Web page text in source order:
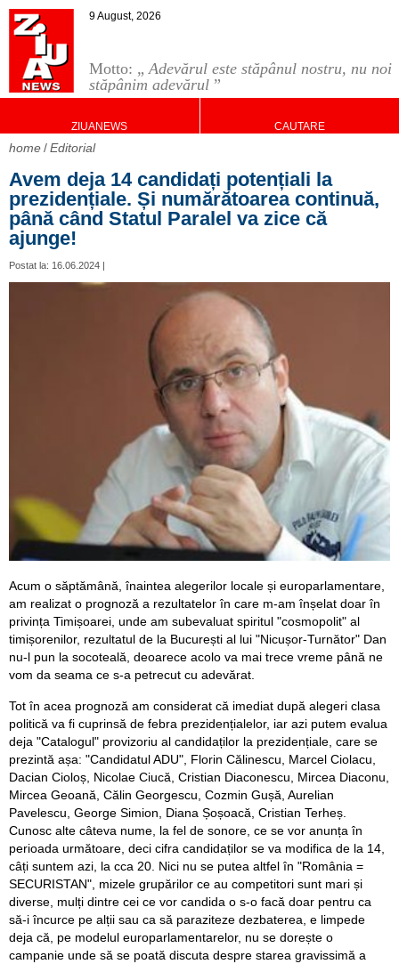
Motto: „Adevărul este stăpânul nostru, nu noi
stăpânim adevărul ”
9 August, 2026
ZIUANEWS CAUTARE
home Editorial
Avem deja 14 candidați potențiali la
prezidențiale. Și numărătoarea continuă,
până când Statul Paralel va zice că
ajunge!
Postat la: 16.06.2024 |
Acum o săptămână, înaintea alegerilor locale și europarlamentare,
am realizat o prognoză a rezultatelor în care m-am înșelat doar în
privința Timișoarei, unde am subevaluat spiritul "cosmopolit" al
timișorenilor, rezultatul de la București al lui "Nicușor-Turnător" Dan
nu-l pun la socoteală, deoarece acolo va mai trece vreme până ne
vom da seama ce s-a petrecut cu adevărat.
Tot în acea prognoză am considerat că imediat după alegeri clasa
politică va fi cuprinsă de febra prezidențialelor, iar azi putem evalua
deja "Catalogul" provizoriu al candidaților la prezidențiale, care se
prezintă așa: "Candidatul ADU", Florin Călinescu, Marcel Ciolacu,
Dacian Cioloș, Nicolae Ciucă, Cristian Diaconescu, Mircea Diaconu,
Mircea Geoană, Călin Georgescu, Cozmin Gușă, Aurelian
Pavelescu, George Simion, Diana Șoșoacă, Cristian Terheș.
Cunosc alte câteva nume, la fel de sonore, ce se vor anunța în
perioada următoare, deci cifra candidaților se va modifica de la 14,
câți suntem azi, la cca 20. Nici nu se putea altfel în "România =
SECURISTAN", mizele grupărilor ce au competitori sunt mari și
diverse, mulți dintre cei ce vor candida o s-o facă doar pentru ca
să-i încurce pe alții sau ca să paraziteze dezbaterea, e limpede
deja că, pe modelul europarlamentarelor, nu se dorește o
campanie unde să se poată discuta despre starea gravissimă a